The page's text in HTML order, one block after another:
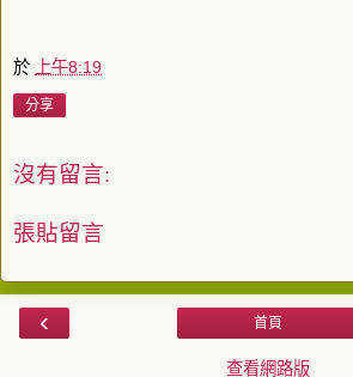
於 上午8:19
分享
沒有留言:
張貼留言
‹ 首頁
查看網路版